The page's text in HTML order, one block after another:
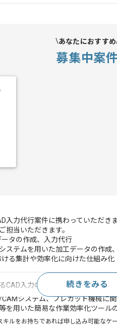
あなたにおすすめ
募集中案件
入力代行案件に携わっていただきま
担当いただきます。
タの作成、入力代行
ステムを用いた加工データの作成
る集計や効率化に向けた仕組み化
CAD入力の実務経験
CAMシステム、プレカット機械に
を用いた簡易な作業効率化ツール
ルをお持ちであれば申し込み可能なケ
続きをみる